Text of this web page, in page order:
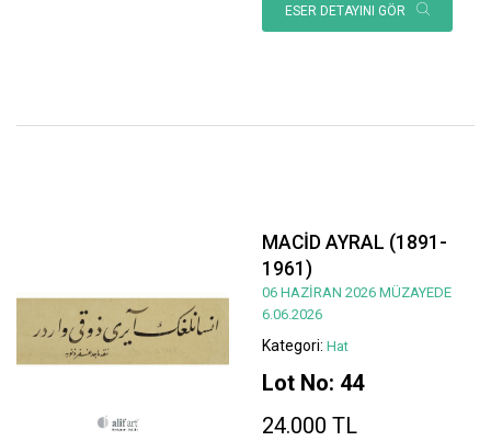
ESER DETAYINI GÖR
MACİD AYRAL (1891-
1961)
06 HAZİRAN 2026 MÜZAYEDE
6.06.2026
Kategori: Hat
Lot No: 44
24.000 TL